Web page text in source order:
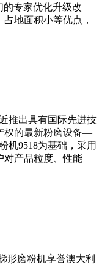
的专家优化升级改
地面积小等优点，
推出具有国际先进技
权的最新粉磨设备—
机9518为基础，采用
对产品粒度、性能
形磨粉机享誉澳大利